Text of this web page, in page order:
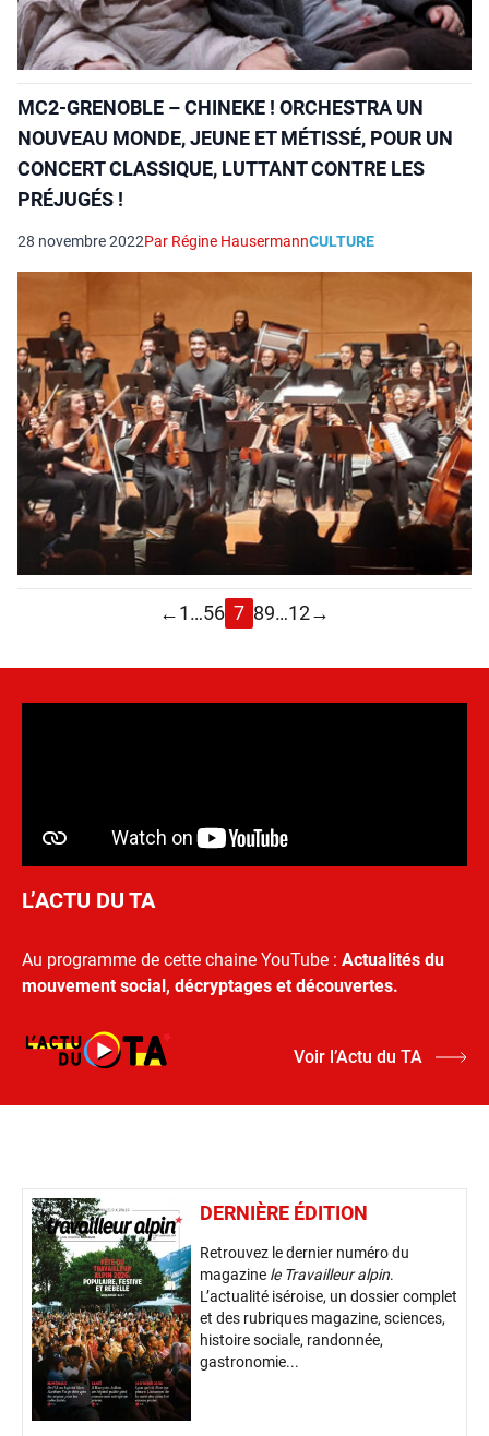
MC2-GRENOBLE – CHINEKE ! ORCHESTRA UN
NOUVEAU MONDE, JEUNE ET MÉTISSÉ, POUR UN
CONCERT CLASSIQUE, LUTTANT CONTRE LES
PRÉJUGÉS !
28 novembre 2022Par Régine HausermannCULTURE
←1…56 7 89…12→
L’ACTU DU TA
Au programme de cette chaine YouTube : Actualités du
mouvement social, décryptages et découvertes.
Voir l’Actu du TA
DERNIÈRE ÉDITION
Retrouvez le dernier numéro du
magazine le Travailleur alpin.
L’actualité iséroise, un dossier complet
et des rubriques magazine, sciences,
histoire sociale, randonnée,
gastronomie...